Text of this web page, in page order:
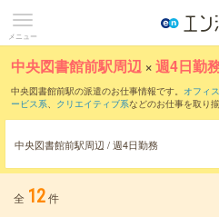
メニュー
中央図書館前駅周辺 ×週4日勤
中央図書館前駅の派遣のお仕事情報です。 オフィ
ービス系、 クリエイティブ系などのお仕事を取り
中央図書館前駅周辺 / 週4日勤務
全 12件